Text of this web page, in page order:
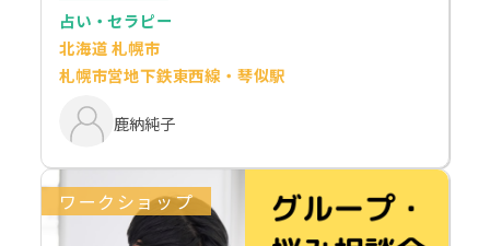
占い・セラピー
北海道 札幌市
札幌市営地下鉄東西線・琴似駅
鹿納純子
ワークショップ